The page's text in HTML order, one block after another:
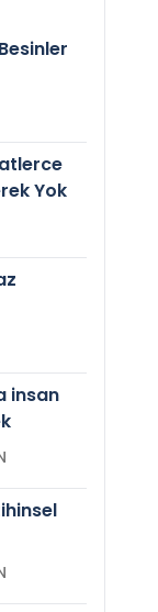
Yok
insan